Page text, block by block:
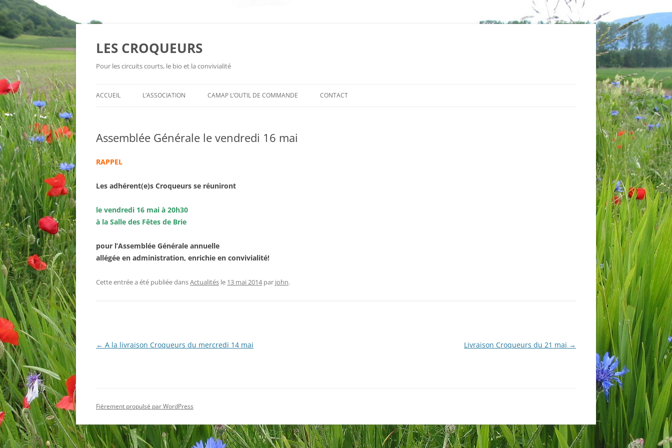
Aller
LES CROQUEURS
Pour les circuits courts, le bio et la convivialité
ACCUEIL L’ASSOCIATION CAMAP L’OUTIL DE COMMANDE CONTACT
Assemblée Générale le vendredi 16 mai
RAPPEL
Les adhérent(e)s Croqueurs se réuniront
le vendredi 16 mai à 20h30
à la Salle des Fêtes de Brie
pour l’Assemblée Générale annuelle
allégée en administration, enrichie en convivialité!
Cette entrée a été publiée dansActualités le 13 mai 2014 par john.
Navigation
← A la livraison Croqueurs du mercredi 14 mai Livraison Croqueurs du 21 mai →
Fièrement propulsé par WordPress